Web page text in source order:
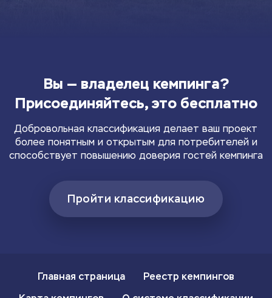
Вы — владелец кемпинга?
Присоединяйтесь, это бесплатно
Добровольная классификация делает ваш проект
более понятным и открытым для потребителей и
способствует повышению доверия гостей кемпинга
Пройти классификацию
Главная страница
Реестр кемпингов